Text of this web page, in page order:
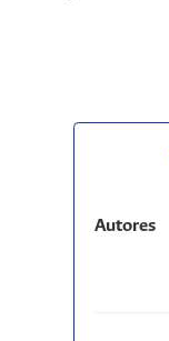
Autores